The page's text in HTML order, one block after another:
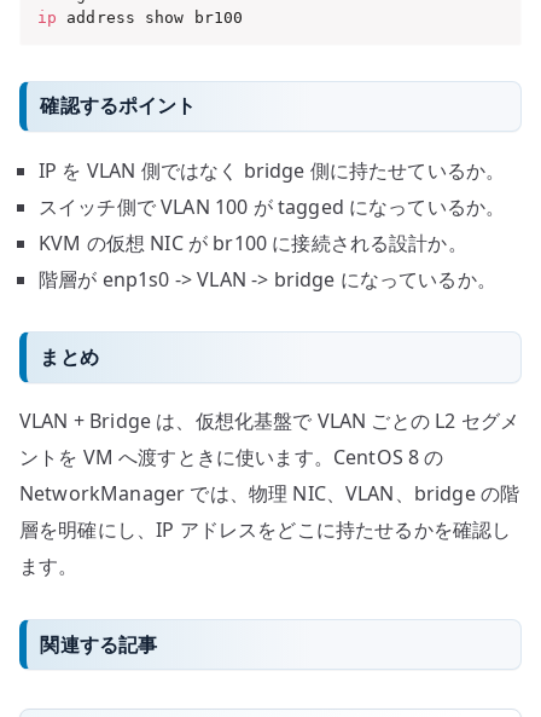
ip address show br100
確認するポイント
IP を VLAN 側ではなく bridge 側に持たせているか。
スイッチ側で VLAN 100 が tagged になっているか。
KVM の仮想 NIC が br100 に接続される設計か。
階層が enp1s0 -> VLAN -> bridge になっているか。
まとめ
VLAN + Bridge は、仮想化基盤で VLAN ごとの L2 セグメ
ントを VM へ渡すときに使います。CentOS 8 の
NetworkManager では、物理 NIC、VLAN、bridge の階
層を明確にし、IP アドレスをどこに持たせるかを確認し
ます。
関連する記事